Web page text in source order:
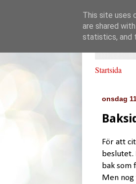
Startsida
onsdag
För att
beslutet.
bak som
Men
This site uses
are shared
statistics, and